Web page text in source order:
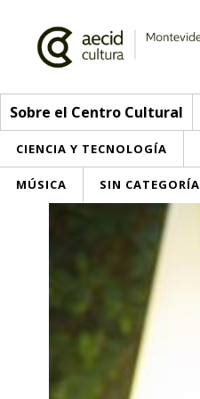
Sobre el Centro Cultural
CIENCIA Y TECNOLOGÍA
MÚSICA SIN CATEGORÍA
Sobre el Centro Cultural
Red AECID
Instalaciones
Actividades
Esta semana
Envíanos tu propuesta
Buzón de sugerencias
Noticias